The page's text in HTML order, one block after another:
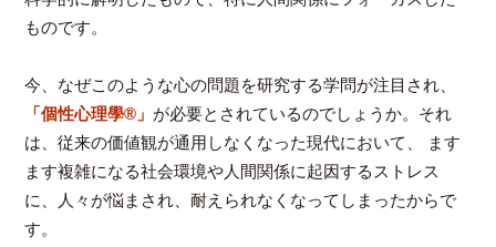
ものです。
今、なぜこのような心の問題を研究する学問が注目され、
「個性心理學®」 が必要とされているのでしょうか。それ
は、従来の価値観が通用しなくなった現代において、 ます
ます複雑になる社会環境や人間関係に起因するストレス
に、人々が悩まされ、耐えられなくなってしまったからで
す。